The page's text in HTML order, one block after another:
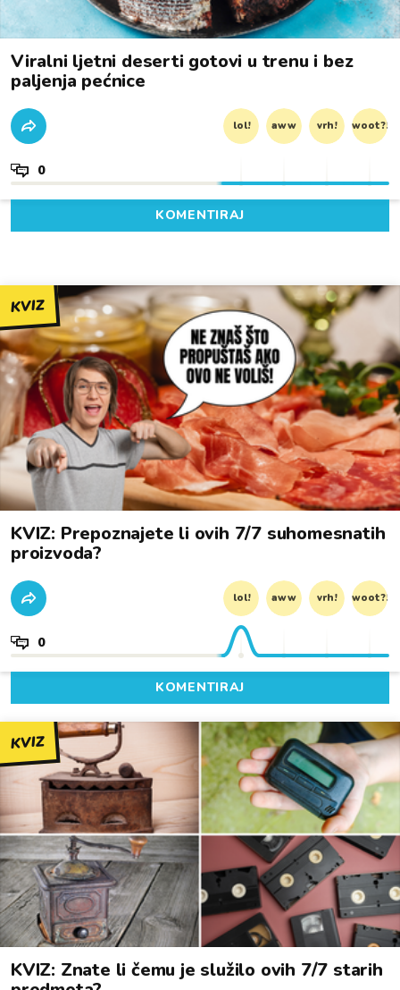
Viralni ljetni deserti gotovi u trenu i bez
paljenja pećnice
lol! aww vrh! woot?!
0
KOMENTIRAJ
KVIZ
KVIZ: Prepoznajete li ovih 7/7 suhomesnatih
proizvoda?
lol! aww vrh! woot?!
0
KOMENTIRAJ
KVIZ
KVIZ: Znate li čemu je služilo ovih 7/7 starih